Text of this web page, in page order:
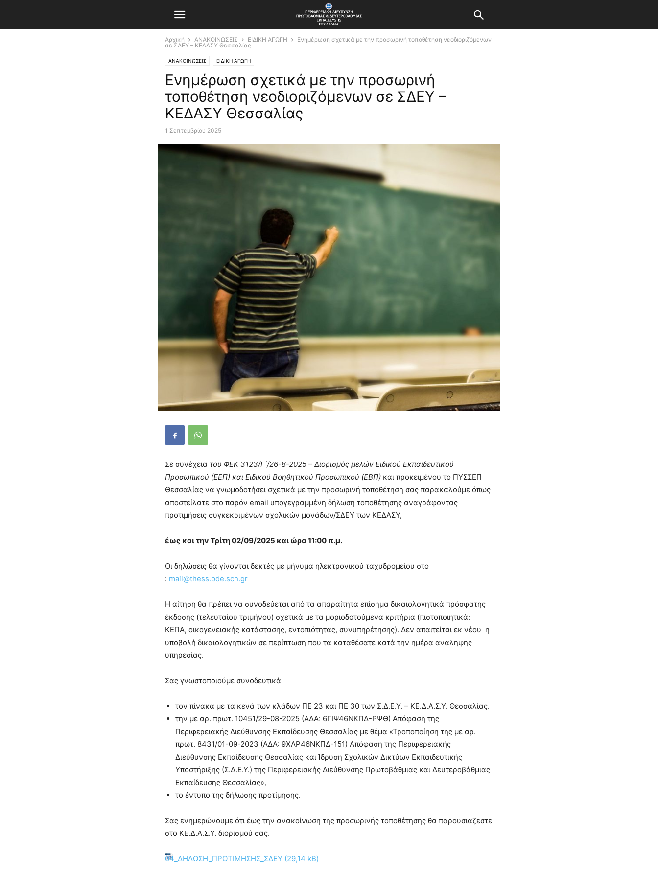
Αρχική ΑΝΑΚΟΙΝΩΣΕΙΣ ΕΙΔΙΚΗ ΑΓΩΓΗ
Ενημέρωση σχετικά με την προσωρινή τοποθέτηση νεοδιοριζόμενων
σε ΣΔΕΥ – ΚΕΔΑΣΥ Θεσσαλίας
ΑΝΑΚΟΙΝΩΣΕΙΣ ΕΙΔΙΚΗ ΑΓΩΓΗ
Ενημέρωση σχετικά με την προσωρινή
τοποθέτηση νεοδιοριζόμενων σε ΣΔΕΥ –
ΚΕΔΑΣΥ Θεσσαλίας
1 Σεπτεμβρίου 2025
Σε συνέχεια του ΦΕΚ 3123/Γ΄/26-8-2025 – Διορισμός μελών Ειδικού Εκπαιδευτικού
Προσωπικού (ΕΕΠ) και Ειδικού Βοηθητικού Προσωπικού (ΕΒΠ) και προκειμένου το ΠΥΣΣΕΠ
Θεσσαλίας να γνωμοδοτήσει σχετικά με την προσωρινή τοποθέτηση σας παρακαλούμε όπως
αποστείλατε στο παρόν email υπογεγραμμένη δήλωση τοποθέτησης αναγράφοντας
προτιμήσεις συγκεκριμένων σχολικών μονάδων/ΣΔΕΥ των ΚΕΔΑΣΥ,
έως και την Τρίτη 02/09/2025 και ώρα 11:00 π.μ.
Οι δηλώσεις θα γίνονται δεκτές με μήνυμα ηλεκτρονικού ταχυδρομείου στο
: mail@thess.pde.sch.gr
Η αίτηση θα πρέπει να συνοδεύεται από τα απαραίτητα επίσημα δικαιολογητικά πρόσφατης
έκδοσης (τελευταίου τριμήνου) σχετικά με τα μοριοδοτούμενα κριτήρια (πιστοποιητικά:
ΚΕΠΑ, οικογενειακής κατάστασης, εντοπιότητας, συνυπηρέτησης). Δεν απαιτείται εκ νέου η
υποβολή δικαιολογητικών σε περίπτωση που τα καταθέσατε κατά την ημέρα ανάληψης
υπηρεσίας.
Σας γνωστοποιούμε συνοδευτικά:
τον πίνακα με τα κενά των κλάδων ΠΕ 23 και ΠΕ 30 των Σ.Δ.Ε.Υ. – ΚΕ.Δ.Α.Σ.Υ. Θεσσαλίας.
την με αρ. πρωτ. 10451/29-08-2025 (ΑΔΑ: 6ΓΙΨ46ΝΚΠΔ-ΡΨΘ) Απόφαση της
Περιφερειακής Διεύθυνσης Εκπαίδευσης Θεσσαλίας με θέμα «Τροποποίηση της με αρ.
πρωτ. 8431/01-09-2023 (ΑΔΑ: 9ΧΛΡ46ΝΚΠΔ-151) Απόφαση της Περιφερειακής
Διεύθυνσης Εκπαίδευσης Θεσσαλίας και Ίδρυση Σχολικών Δικτύων Εκπαιδευτικής
Υποστήριξης (Σ.Δ.Ε.Υ.) της Περιφερειακής Διεύθυνσης Πρωτοβάθμιας και Δευτεροβάθμιας
Εκπαίδευσης Θεσσαλίας»,
το έντυπο της δήλωσης προτίμησης.
Σας ενημερώνουμε ότι έως την ανακοίνωση της προσωρινής τοποθέτησης θα παρουσιάζεστε
στο ΚΕ.Δ.Α.Σ.Υ. διορισμού σας.
04_ΔΗΛΩΣΗ_ΠΡΟΤΙΜΗΣΗΣ_ΣΔΕΥ